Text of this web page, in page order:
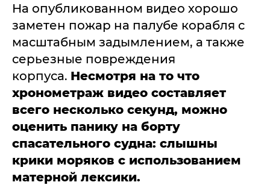
На опубликованном видео хорошо
заметен пожар на палубе корабля с
масштабным задымлением, а также
серьезные повреждения
корпуса. Несмотря на то что
хронометраж видео составляет
всего несколько секунд, можно
оценить панику на борту
спасательного судна: слышны
крики моряков с использованием
матерной лексики.